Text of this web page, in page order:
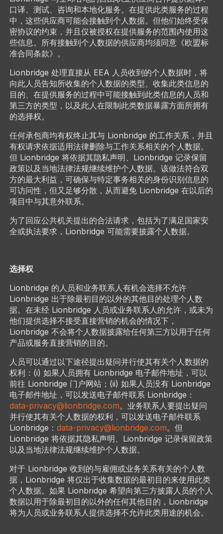
口译、测试、咨询和本地化服务。在提供此类服务的过程
中，这些供应商可能会接触到个人数据。但他们始终受保
密协议的约束，并且仅被授权在提供服务的范围内使用这
些信息。所有接触到个人数据的供应商均须同意《欧盟标
准合同条款》。
Lionbridge 处理直接从 EEA 人员收到的个人数据时，将
向此人员告知所收集的个人数据的类型、收集此类信息的
目的、在提供服务的过程中可能接触到此类信息的人员和
第三方的类型，以及此人在限制此类数据暴露方面所拥有
的选择权。
任何承包商均有权终止其与 Lionbridge 的工作关系，并且
有权请求依据适用法律删除与工作关系相关的个人数据。
但 Lionbridge 将依据其隐私声明、Lionbridge 记录保留
政策以及当地法律法规继续维护个人数据。该做法符合双
方的最大利益，可确保与特定事务相关的身份识别信息的
可访问性，但又足够分散，从而避免 Lionbridge 在以后的
项目中与其意外联系。
为了回应公共机关提出的合法请求，包括为了满足国家安
全或执法要求，Lionbridge 可能需要披露个人数据。
选择权
Lionbridge 的人员和业务联系人有机会选择不允许
Lionbridge 出于除最初目的以外的其他目的处理个人数
据。在未经 Lionbridge 人员或业务联系人的允许，或未为
他们提供选择不接受直接营销的机会的情况下，
Lionbridge 不会将个人数据披露给任何第三方以用于任何
产品或服务直接营销的目的。
人员可以通过以下途径提出疑问并行使其有关个人数据的
权利：(i) 如果人员拥有 Lionbridge 电子邮件地址，可以
前往 Lionbridge 门户网站；(ii) 如果人员没有 Lionbridge
电子邮件地址，可以发送电子邮件联系 Lionbridge：
data-privacy@lionbridge.com。业务联系人要提出疑问
并行使其有关个人数据的权利，可以发送电子邮件联系
Lionbridge： data-privacy@lionbridge.com。但
Lionbridge 将依据其隐私声明、Lionbridge 记录保留政策
以及当地法律法规继续维护个人数据。
对于 Lionbridge 收到的与雇佣或业务关系有关的个人数
据，Lionbridge 将仅出于收集数据的最初目的来使用此类
个人数据。如果 Lionbridge 希望向第三方披露人员的个人
数据以用于除最初目的以外的任何其他目的，Lionbridge
将为人员或业务联系人提供选择不允许此类用途的机会。